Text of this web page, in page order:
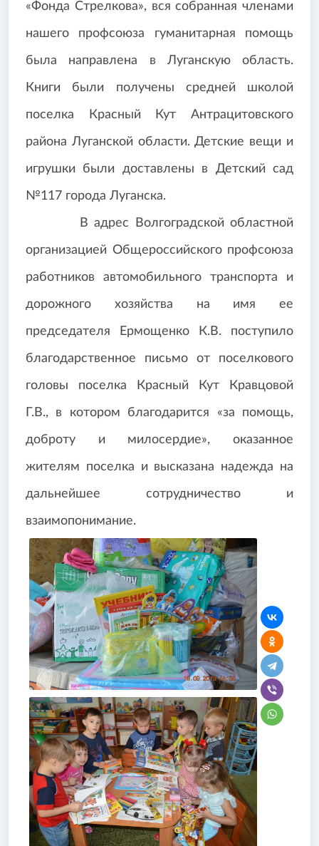
«Фонда Стрелкова», вся собранная членами
нашего профсоюза гуманитарная помощь
была направлена в Луганскую область.
Книги были получены средней школой
поселка Красный Кут Антрацитовского
района Луганской области. Детские вещи и
игрушки были доставлены в Детский сад
№117 города Луганска.
В адрес Волгоградской областной
организацией Общероссийского профсоюза
работников автомобильного транспорта и
дорожного хозяйства на имя ее
председателя Ермощенко К.В. поступило
благодарственное письмо от поселкового
головы поселка Красный Кут Кравцовой
Г.В., в котором благодарится «за помощь,
доброту и милосердие», оказанное
жителям поселка и высказана надежда на
дальнейшее сотрудничество и
взаимопонимание.